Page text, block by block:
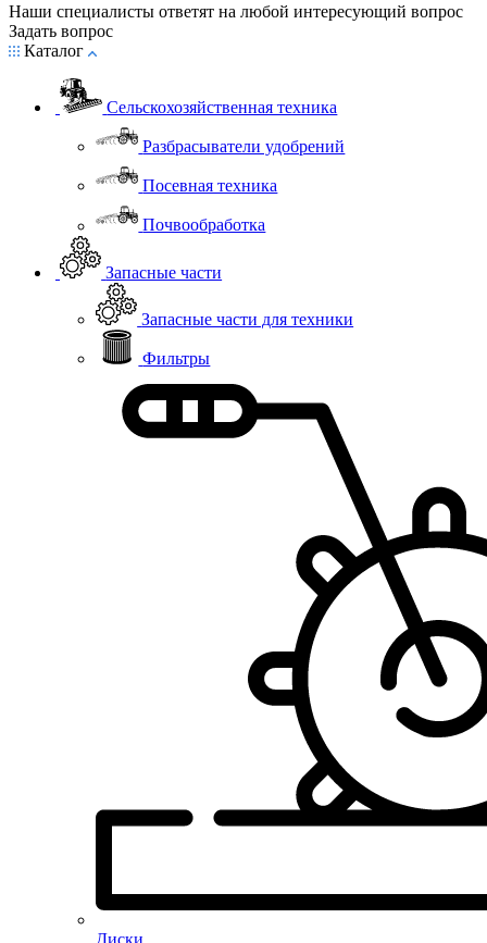
Наши специалисты ответят на любой интересующий вопрос
Задать вопрос
Каталог
Сельскохозяйственная техника
Разбрасыватели удобрений
Посевная техника
Почвообработка
Запасные части
Запасные части для техники
Фильтры